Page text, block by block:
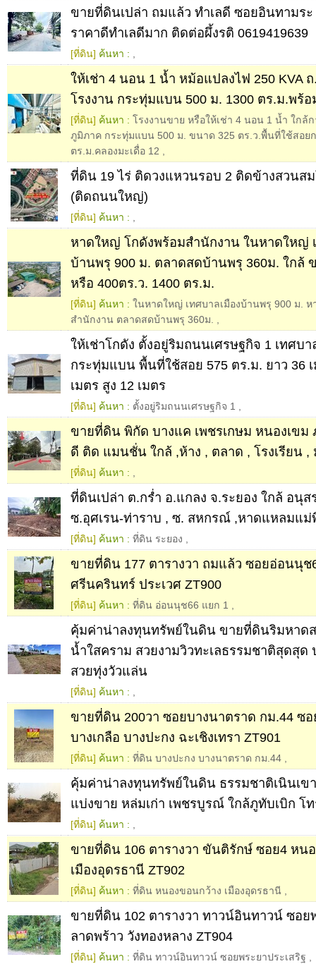
ขายที่ดินเปล่า ถมแล้ว ทำเลดี ซอยอินทามร
ราคาดีทำเลดีมาก ติดต่อผึ้งรติ 0619419639
[ที่ดิน] ค้นหา :
ให้เช่า 4 นอน 1 น้ำ หม้อแปลงไฟ 250 KVA
โรงงาน กระทุ่มแบน 500 ม. 1300 ตร.ม.พร้
[ที่ดิน] ค้นหา : โรงงานขาย หรือให้เช่า 4 นอน 1 น้ำ ใกล้
ภูมิภาค กระทุ่มแบน 500 ม. ขนาด 325 ตร.ว.พื้นที่ใช้สอย
ตร.ม.คลองมะเดื่อ 12
ที่ดิน 19 ไร่ ติดวงแหวนรอบ 2 ติดข้างสวนส
(ติดถนนใหญ่)
[ที่ดิน] ค้นหา :
หาดใหญ่ โกดังพร้อมสำนักงาน ในหาดใหญ่
บ้านพรุ 900 ม. ตลาดสดบ้านพรุ 360ม. ใกล้
หรือ 400ตร.ว. 1400 ตร.ม.
[ที่ดิน] ค้นหา : ในหาดใหญ่ เทศบาลเมืองบ้านพรุ 900 ม.
สำนักงาน ตลาดสดบ้านพรุ 360ม.
ให้เช่าโกดัง ตั้งอยู่ริมถนนเศรษฐกิจ 1 เทศบ
กระทุ่มแบน พื้นที่ใช้สอย 575 ตร.ม. ยาว 36 เ
เมตร สูง 12 เมตร
[ที่ดิน] ค้นหา : ตั้งอยู่ริมถนนเศรษฐกิจ 1
ขายที่ดิน พิกัด บางแค เพชรเกษม หนองเขม
ดี ติด แมนชั่น ใกล้ ,ห้าง , ตลาด , โรงเรียน ,
[ที่ดิน] ค้นหา :
ที่ดินเปล่า ต.กร่ำ อ.แกลง จ.ระยอง ใกล้ อนุ
ซ.อุศเรน-ท่าราบ , ซ. สหกรณ์ ,หาดแหลมแ
[ที่ดิน] ค้นหา : ที่ดิน ระยอง
ขายที่ดิน 177 ตารางวา ถมแล้ว ซอยอ่อนนุ
ศรีนครินทร์ ประเวศ ZT900
[ที่ดิน] ค้นหา : ที่ดิน อ่อนนุช66 แยก 1
คุ้มค่าน่าลงทุนทรัพย์ในดิน ขายที่ดินริมหาด
น้ำใสคราม สวยงามวิวทะเลธรรมชาติสุดสุด
สวยทุ่งวัวแล่น
[ที่ดิน] ค้นหา :
ขายที่ดิน 200วา ซอยบางนาตราด กม.44 ซ
บางเกลือ บางปะกง ฉะเชิงเทรา ZT901
[ที่ดิน] ค้นหา : ที่ดิน บางปะกง บางนาตราด กม.44
คุ้มค่าน่าลงทุนทรัพย์ในดิน ธรรมชาติเนินเ
แบ่งขาย หล่มเก่า เพชรบูรณ์ ใกล้ภูทับเบิก โท
[ที่ดิน] ค้นหา :
ขายที่ดิน 106 ตารางวา ขันติรักษ์ ซอย4 หน
เมืองอุดรธานี ZT902
[ที่ดิน] ค้นหา : ที่ดิน หนองขอนกว้าง เมืองอุดรธานี
ขายที่ดิน 102 ตารางวา ทาวน์​อินทาวน์​ ซอย
ลาดพร้าว วังทองหลาง ZT904
[ที่ดิน] ค้นหา : ที่ดิน ทาวน์​อินทาวน์​ ซอยพระยาประเสริฐ​